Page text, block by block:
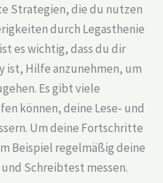
Strategien, die du nutzen
durch Legasthenie
es wichtig, dass du dir
ist, Hilfe anzunehmen, um
Es gibt viele
können, deine Lese- und
Um deine Fortschritte
Beispiel regelmäßig deine
Schreibtest messen.